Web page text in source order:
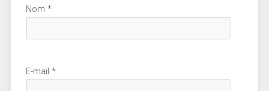
Nom *
E-mail *